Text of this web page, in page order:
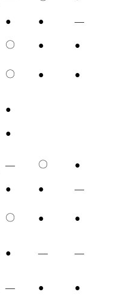
● ●
—
〇 ●
●
〇 ● ●
●
●
— 〇
●
● ●
—
〇 ● ●
● — —
— ● ●